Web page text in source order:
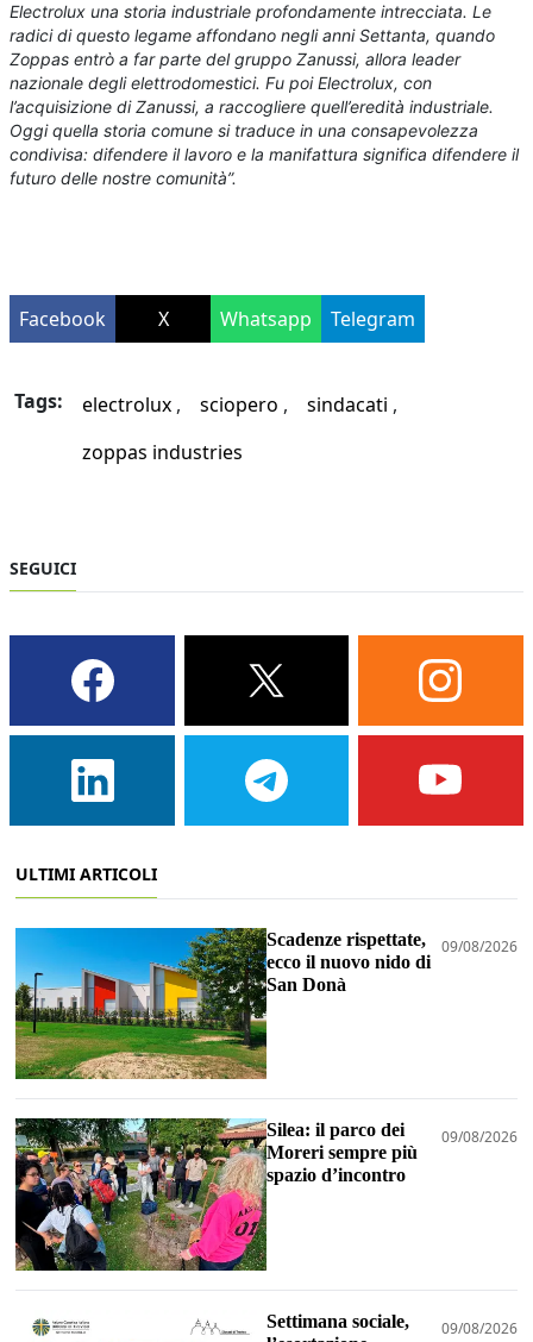
Electrolux una storia industriale profondamente intrecciata. Le
radici di questo legame affondano negli anni Settanta, quando
Zoppas entrò a far parte del gruppo Zanussi, allora leader
nazionale degli elettrodomestici. Fu poi Electrolux, con
l’acquisizione di Zanussi, a raccogliere quell’eredità industriale.
Oggi quella storia comune si traduce in una consapevolezza
condivisa: difendere il lavoro e la manifattura significa difendere il
futuro delle nostre comunità”.
Facebook X Whatsapp Telegram
Tags: electrolux sciopero
sindacati
zoppas industries
SEGUICI
ULTIMI ARTICOLI
Scadenze rispettate,
ecco il nuovo nido di
San Donà
09/08/2026
Silea: il parco dei
Moreri sempre più
spazio d’incontro
09/08/2026
Settimana sociale,
09/08/2026